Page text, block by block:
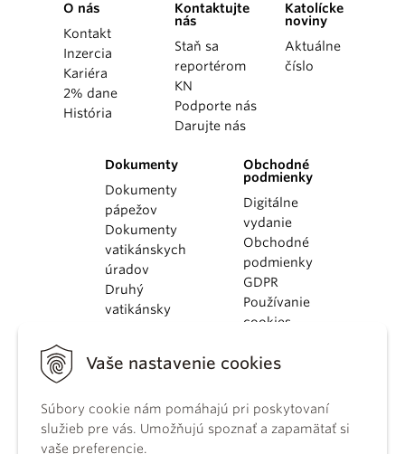
Vaše nastavenie cookies
Súbory cookie nám pomáhajú pri poskytovaní
služieb pre vás. Umožňujú spoznať a zapamätať si
vaše preferencie.
O nás
Kontakt
Inzercia
Kariéra
2% dane
História
Kontaktujte
nás
Staň sa
reportérom
KN
Podporte nás
Darujte nás
Katolícke
noviny
Aktuálne
číslo
Dokumenty
Dokumenty
pápežov
Dokumenty
vatikánskych
úradov
Druhý
vatikánsky
KBS
kánonického
práva
Katechizmus
Obchodné
podmienky
Digitálne
vydanie
Obchodné
podmienky
GDPR
Používanie
cookies